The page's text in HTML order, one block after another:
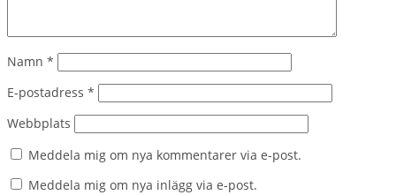
Namn *
E-postadress *
Webbplats
Meddela mig om nya kommentarer via e-post.
Meddela mig om nya inlägg via e-post.